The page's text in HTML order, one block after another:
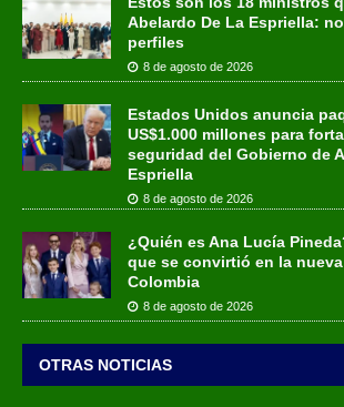
Abelardo De La Espriella:
perfiles
8 de agosto de 2026
Estados Unidos anuncia
US$1.000 millones para
seguridad del Gobierno de
Espriella
8 de agosto de 2026
¿Quién es Ana Lucía
que se convirtió en la
Colombia
8 de agosto de 2026
OTRAS NOTICIAS